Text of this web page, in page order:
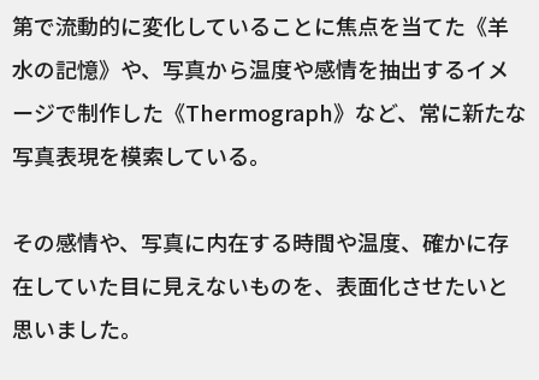
第で流動的に変化していることに焦点を当てた《羊
水の記憶》や、写真から温度や感情を抽出するイメ
ージで制作した《Thermograph》など、常に新たな
写真表現を模索している。
その感情や、写真に内在する時間や温度、確かに存
在していた目に見えないものを、表面化させたいと
思いました。